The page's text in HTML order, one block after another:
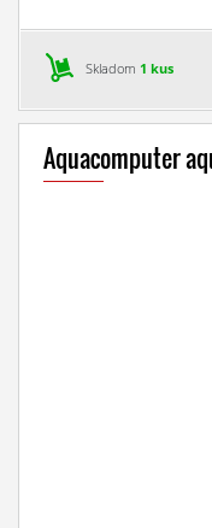
Skladom 1 kus
Aquacomputer